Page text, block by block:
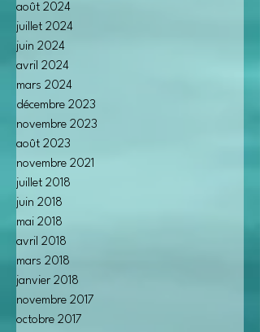
août 2024
juillet 2024
juin 2024
avril 2024
mars 2024
décembre 2023
novembre 2023
août 2023
novembre 2021
juillet 2018
juin 2018
mai 2018
avril 2018
mars 2018
janvier 2018
novembre 2017
octobre 2017